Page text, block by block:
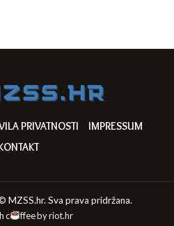
PRIVATNOSTI
IMPRESSUM
Sva prava pridržana.
c
ffee byriot.hr